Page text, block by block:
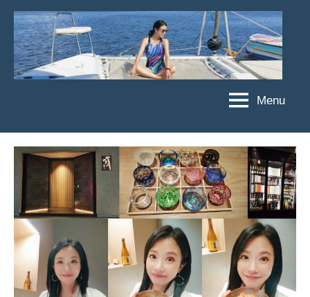
Skip
content
菲
亞
娃
JEFFIA
FANG
娃
粉
絲
團、
主
遊、
Menu